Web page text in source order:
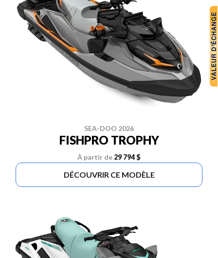
SEA-DOO 2026
FISHPRO TROPHY
À partir de 29 794 $
DÉCOUVRIR CE MODÈLE